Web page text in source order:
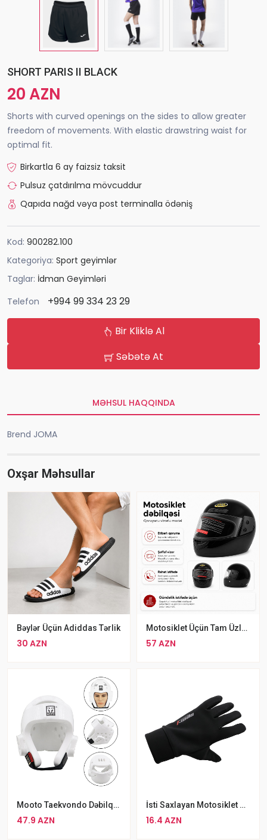
SHORT PARIS II BLACK
20 AZN
Shorts with curved openings on the sides to allow greater
freedom of movements. With elastic drawstring waist for
optimal fit.
Birkartla 6 ay faizsiz taksit
Pulsuz çatdırılma mövcuddur
Qapıda nağd vəya post terminalla ödəniş
Kod: 900282.100
Kategoriya: Sport geyimlər
Taglar: İdman Geyimləri
Telefon
+994 99 334 23 29
Bir Kliklə Al
Səbətə At
MƏHSUL HAQQINDA
Brend JOMA
Oxşar Məhsullar
Bəylər Üçün Adiddas Tərlik
30 AZN
Motosiklet Üçün Tam Üzlü Kask
57 AZN
Mooto Taekvondo Dəbilqə Ağ S M L
47.9 AZN
İsti Saxlayan Motosiklet Velosiped Əlcəkləri
16.4 AZN